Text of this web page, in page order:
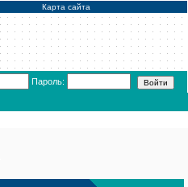
Карта сайта
Пароль: